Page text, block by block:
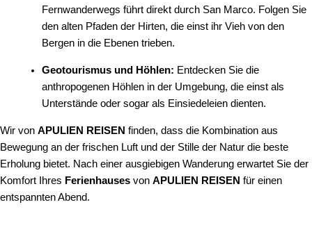
Fernwanderwegs führt direkt durch San Marco. Folgen Sie
den alten Pfaden der Hirten, die einst ihr Vieh von den
Bergen in die Ebenen trieben.
Geotourismus und Höhlen: Entdecken Sie die
anthropogenen Höhlen in der Umgebung, die einst als
Unterstände oder sogar als Einsiedeleien dienten.
Wir von APULIEN REISEN finden, dass die Kombination aus
Bewegung an der frischen Luft und der Stille der Natur die beste
Erholung bietet. Nach einer ausgiebigen Wanderung erwartet Sie der
Komfort Ihres Ferienhauses von APULIEN REISEN für einen
entspannten Abend.